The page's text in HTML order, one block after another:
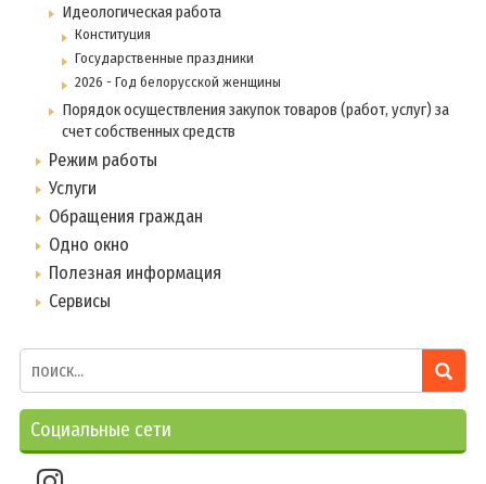
Идеологическая работа
Конституция
Государственные праздники
2026 - Год белорусской женщины
Порядок осуществления закупок товаров (работ, услуг) за
счет собственных средств
Режим работы
Услуги
Обращения граждан
Одно окно
Полезная информация
Сервисы
Социальные сети